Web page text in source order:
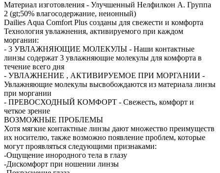
Материал изготовления - Улучшенный Нелфилкон А. Группа
2 (gt;50% влагосодержание, неионный)
Dailies Aqua Comfort Plus созданы для свежести и комфорта
Технология увлажнения, активируемого при каждом
моргании:
- 3 УВЛАЖНЯЮЩИЕ МОЛЕКУЛЫ - Наши контактные
линзы содержат 3 увлажняющие молекулы для комфорта в
течение всего дня
- УВЛАЖНЕНИЕ , АКТИВИРУЕМОЕ ПРИ МОРГАНИИ -
Увлажняющие молекулы высвобождаются из материала линзы
при моргании
- ПРЕВОСХОДНЫЙ КОМФОРТ - Свежесть, комфорт и
четкое зрение
ВОЗМОЖНЫЕ ПРОБЛЕМЫ
Хотя мягкие контактные линзы дают множество преимуществ
их носителю, также возможно появление проблем, которые
могут проявляться следующими признаками:
-Ощущение инородного тела в глазу
-Дискомфорт при ношении линзы